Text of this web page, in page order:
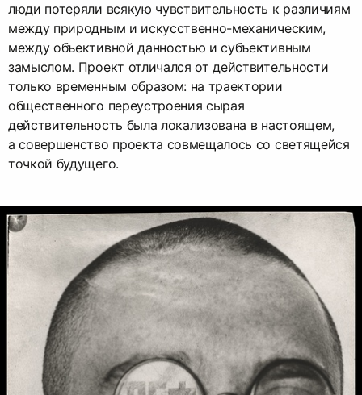
люди потеряли всякую чувствительность к различиям
между природным и искусственно-механическим,
между объективной данностью и субъективным
замыслом. Проект отличался от действительности
только временным образом: на траектории
общественного переустроения сырая
действительность была локализована в настоящем,
а совершенство проекта совмещалось со светящейся
точкой будущего.